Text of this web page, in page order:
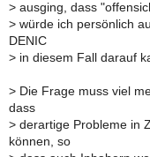
> ausging, dass
> würde ich persönlich
DENIC
> in diesem Fall darauf
> Die Frage muss viel
dass
> derartige Probleme in
können, so